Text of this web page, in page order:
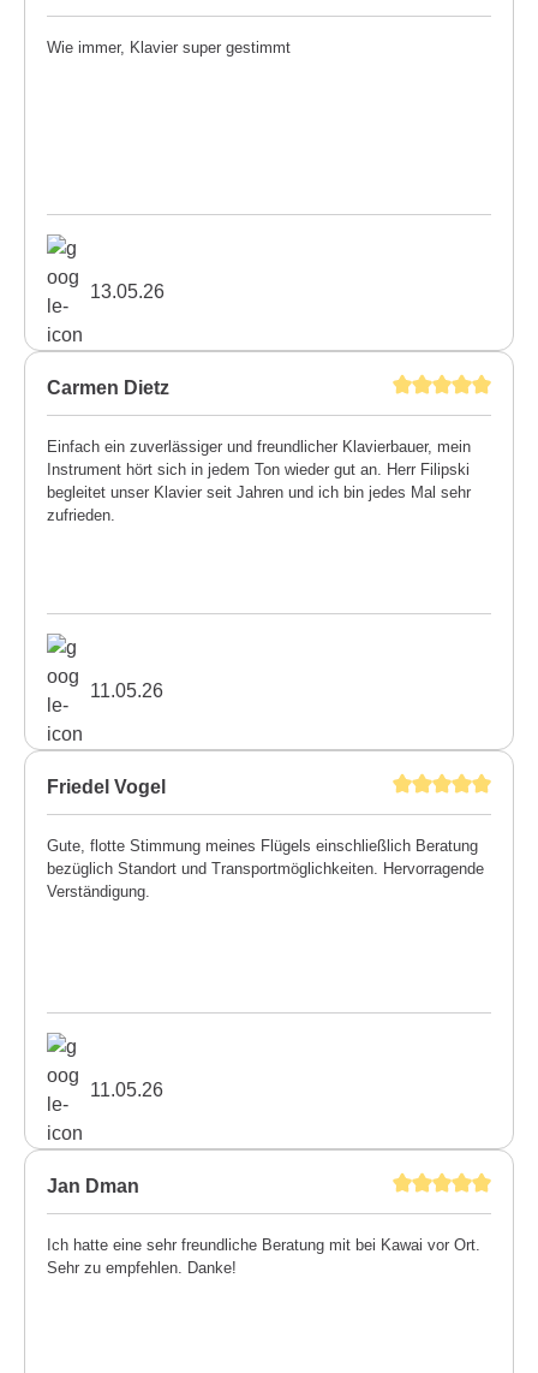
Wie immer, Klavier super gestimmt
13.05.26
Carmen Dietz
Einfach ein zuverlässiger und freundlicher Klavierbauer, mein
Instrument hört sich in jedem Ton wieder gut an. Herr Filipski
begleitet unser Klavier seit Jahren und ich bin jedes Mal sehr
zufrieden.
11.05.26
Friedel Vogel
Gute, flotte Stimmung meines Flügels einschließlich Beratung
bezüglich Standort und Transportmöglichkeiten. Hervorragende
Verständigung.
11.05.26
Jan Dman
Ich hatte eine sehr freundliche Beratung mit bei Kawai vor Ort.
Sehr zu empfehlen. Danke!